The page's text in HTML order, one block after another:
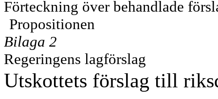
Förteckning över behandlade
Propositionen
Bilaga 2
Regeringens lagförslag
Utskottets förslag till